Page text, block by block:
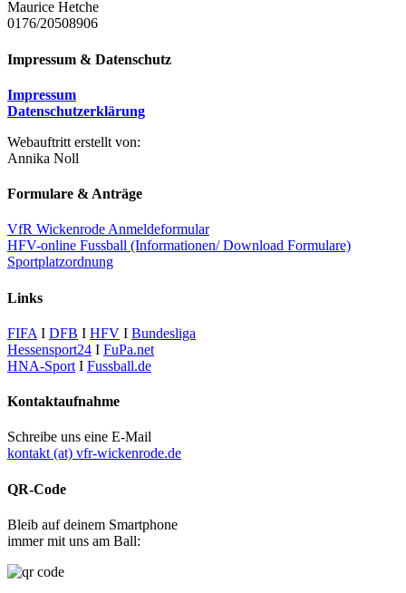
Maurice Hetche
0176/20508906
Impressum & Datenschutz
Impressum
Datenschutzerklärung
Webauftritt erstellt von:
Annika Noll
Formulare & Anträge
VfR Wickenrode Anmeldeformular
HFV-online Fussball (Informationen/ Download Formulare)
Sportplatzordnung
Links
FIFA I DFB I HFV I Bundesliga
Hessensport24 I FuPa.net
HNA-Sport I Fussball.de
Kontaktaufnahme
Schreibe uns eine E-Mail
kontakt (at) vfr-wickenrode.de
QR-Code
Bleib auf deinem Smartphone
immer mit uns am Ball: